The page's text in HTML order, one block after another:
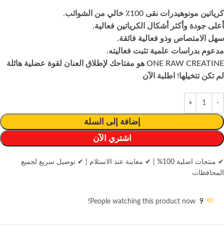
كرياتين مونوهيدرات نقى 100٪ خالي من الشوائب.
أعلى جودة وأكثر أشكال الكرياتين فعالية.
سهل الامتصاص وذو فعالية فائقة.
مدعوم بدراسات علمية تثبت فعاليته.
ONE RAW CREATINE هو مفتاحك لإطلاق العنان لقوة عضلية هائلة
لم تكن تتخيلها! اطلبة الآن
إضافة إلى السلة
اشتري الآن
✔ منتجات اصلية 100% ✔ معاينة عند الاستلام
✔ توصيل سريع لجميع
المحافظات
9
People watching this product now!